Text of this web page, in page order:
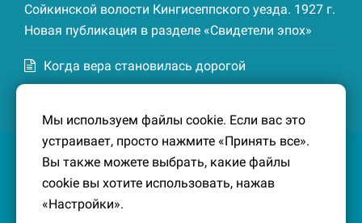
Сойкинской волости Кингисеппского уезда. 1927 г.
Новая публикация в разделе «Свидетели эпох»
Когда вера становилась дорогой
Котельской волости Кингисеппского уезда. 1926-
27 гг. Новая публикация в разделе «Свидетели
эпох»
Мы используем файлы cookie. Если вас это
устраивает, просто нажмите «Принять все».
Вы также можете выбрать, какие файлы
cookie вы хотите использовать, нажав
«Настройки».